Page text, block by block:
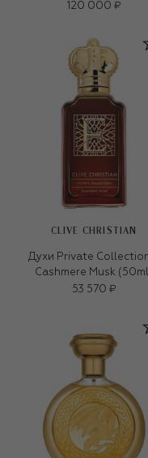
120 000 ₽
CLIVE CHRISTIAN
Духи Private
Cashmere Musk
53 570 ₽